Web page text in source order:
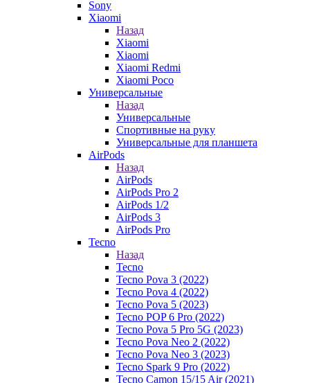
Sony
Xiaomi
Назад
Xiaomi
Xiaomi
Xiaomi Redmi
Xiaomi Poco
Универсальные
Назад
Универсальные
Спортивные на руку
Универсальные для планшета
AirPods
Назад
AirPods
AirPods Pro 2
AirPods 1/2
AirPods 3
AirPods Pro
Tecno
Назад
Tecno
Tecno Pova 3 (2022)
Tecno Pova 4 (2022)
Tecno Pova 5 (2023)
Tecno POP 6 Pro (2022)
Tecno Pova 5 Pro 5G (2023)
Tecno Pova Neo 2 (2022)
Tecno Pova Neo 3 (2023)
Tecno Spark 9 Pro (2022)
Tecno Camon 15/15 Air (2021)